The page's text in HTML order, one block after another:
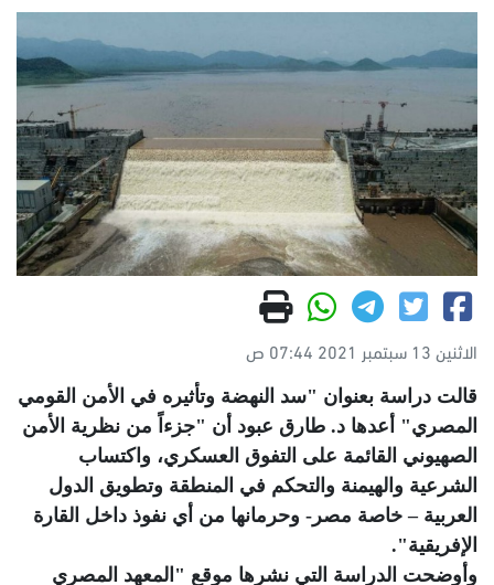
الاثنين 13 سبتمبر 2021 07:44 ص
قالت دراسة بعنوان "سد النهضة وتأثيره في الأمن القومي
المصري" أعدها د. طارق عبود أن "جزءاً من نظرية الأمن
الصهيوني القائمة على التفوق العسكري، واكتساب
الشرعية والهيمنة والتحكم في المنطقة وتطويق الدول
العربية – خاصة مصر- وحرمانها من أي نفوذ داخل القارة
الإفريقية".
وأوضحت الدراسة التي نشرها موقع "المعهد المصري